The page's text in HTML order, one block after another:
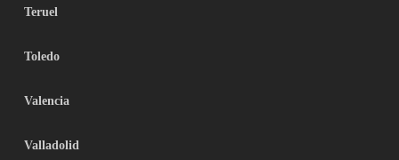
Teruel
Toledo
Valencia
Valladolid